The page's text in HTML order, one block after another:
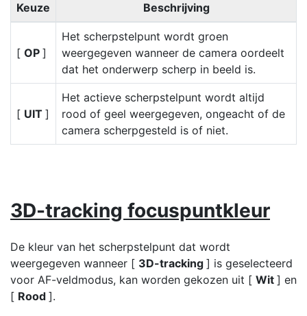
Keuze Beschrijving
[ OP ]
Het scherpstelpunt wordt groen
weergegeven wanneer de camera oordeelt
dat het onderwerp scherp in beeld is.
[ UIT ]
Het actieve scherpstelpunt wordt altijd
rood of geel weergegeven, ongeacht of de
camera scherpgesteld is of niet.
3D-tracking focuspuntkleur
De kleur van het scherpstelpunt dat wordt
weergegeven wanneer [ 3D-tracking ] is geselecteerd
voor AF-veldmodus, kan worden gekozen uit [ Wit ] en
[ Rood ].